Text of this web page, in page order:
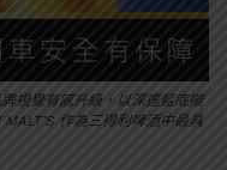
牌視覺有感升級，以深邃藍底襯
作為三得利啤酒中最具